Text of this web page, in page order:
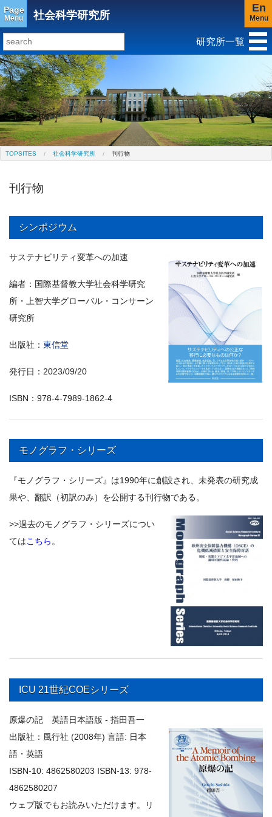
Page
Menu 社会科学研究所
En
Menu
研究所トップ 教育研究所
キリスト教と文化研究所 アジア文化研究所
平和研究所 ジェンダー研究センター
研究所一覧
TOPSITES 社会科学研究所 刊行物
刊行物
シンポジウム
サステナビリティ変革への加速
編者：国際基督教大学社会科学研究
所・上智大学グローバル・コンサーン
研究所
出版社： 東信堂
発行日：2023/09/20
ISBN：978-4-7989-1862-4
モノグラフ・シリーズ
『モノグラフ・シリーズ』は1990年に創設され、未発表の研究成
果や、翻訳（初訳のみ）を公開する刊行物である。
>>過去のモノグラフ・シリーズについ
てはこちら 。
ICU 21世紀COEシリーズ
原爆の記 英語日本語版 - 指田吾一
出版社：風行社 (2008年) 言語: 日本
語・英語
ISBN-10: 4862580203 ISBN-13: 978-
4862580207
ウェブ版でもお読みいただけます。リ